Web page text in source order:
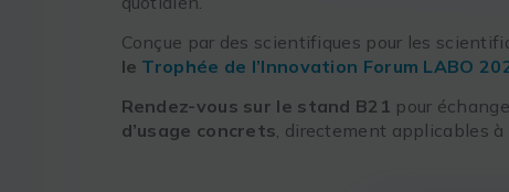
Conçue par des scientifiques pour les
le Trophée de l’Innovation Forum LABO
Rendez-vous sur le stand B21 pour
d’usage concrets, directement applicables